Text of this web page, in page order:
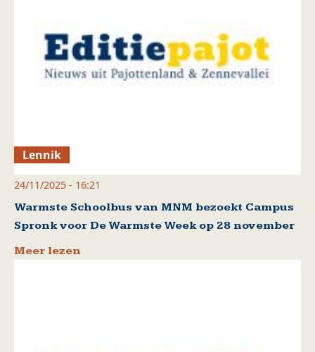
Lennik
24/11/2025 - 16:21
Warmste Schoolbus van MNM bezoekt Campus
Spronk voor De Warmste Week op 28 november
Meer lezen